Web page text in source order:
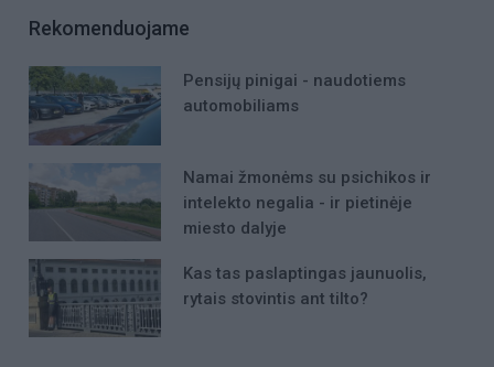
Rekomenduojame
Pensijų pinigai - naudotiems
automobiliams
Namai žmonėms su psichikos ir
intelekto negalia - ir pietinėje
miesto dalyje
Kas tas paslaptingas jaunuolis,
rytais stovintis ant tilto?